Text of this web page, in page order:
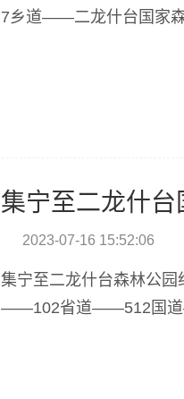
7乡道——二龙什台国家
集宁至二龙什
2023-07-16 15:52:06
集宁至二龙什台森林公
——102省道——512国道